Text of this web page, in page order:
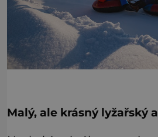
Malý, ale krásný lyžařský